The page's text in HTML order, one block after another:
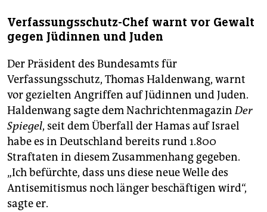
fragen & hilfe
unterstützen
abo
genossenschaft
epaper login
Verfassungsschutz-Chef warnt vor Gewalt
gegen Jüdinnen und Juden
Der Präsident des Bundesamts für
Verfassungsschutz, Thomas Haldenwang, warnt
vor gezielten Angriffen auf Jüdinnen und Juden.
Haldenwang sagte dem NachrichtenmagazinDer
Spiegel, seit dem Überfall der Hamas auf Israel
habe es in Deutschland bereits rund 1.800
Straftaten in diesem Zusammenhang gegeben.
„Ich befürchte, dass uns diese neue Welle des
Antisemitismus noch länger beschäftigen wird“,
sagte er.